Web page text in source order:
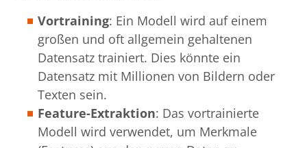
Vortraining: Ein Modell wird auf einem
großen und oft allgemein gehaltenen
Datensatz trainiert. Dies könnte ein
Datensatz mit Millionen von Bildern oder
Texten sein.
Feature-Extraktion: Das vortrainierte
Modell wird verwendet, um Merkmale